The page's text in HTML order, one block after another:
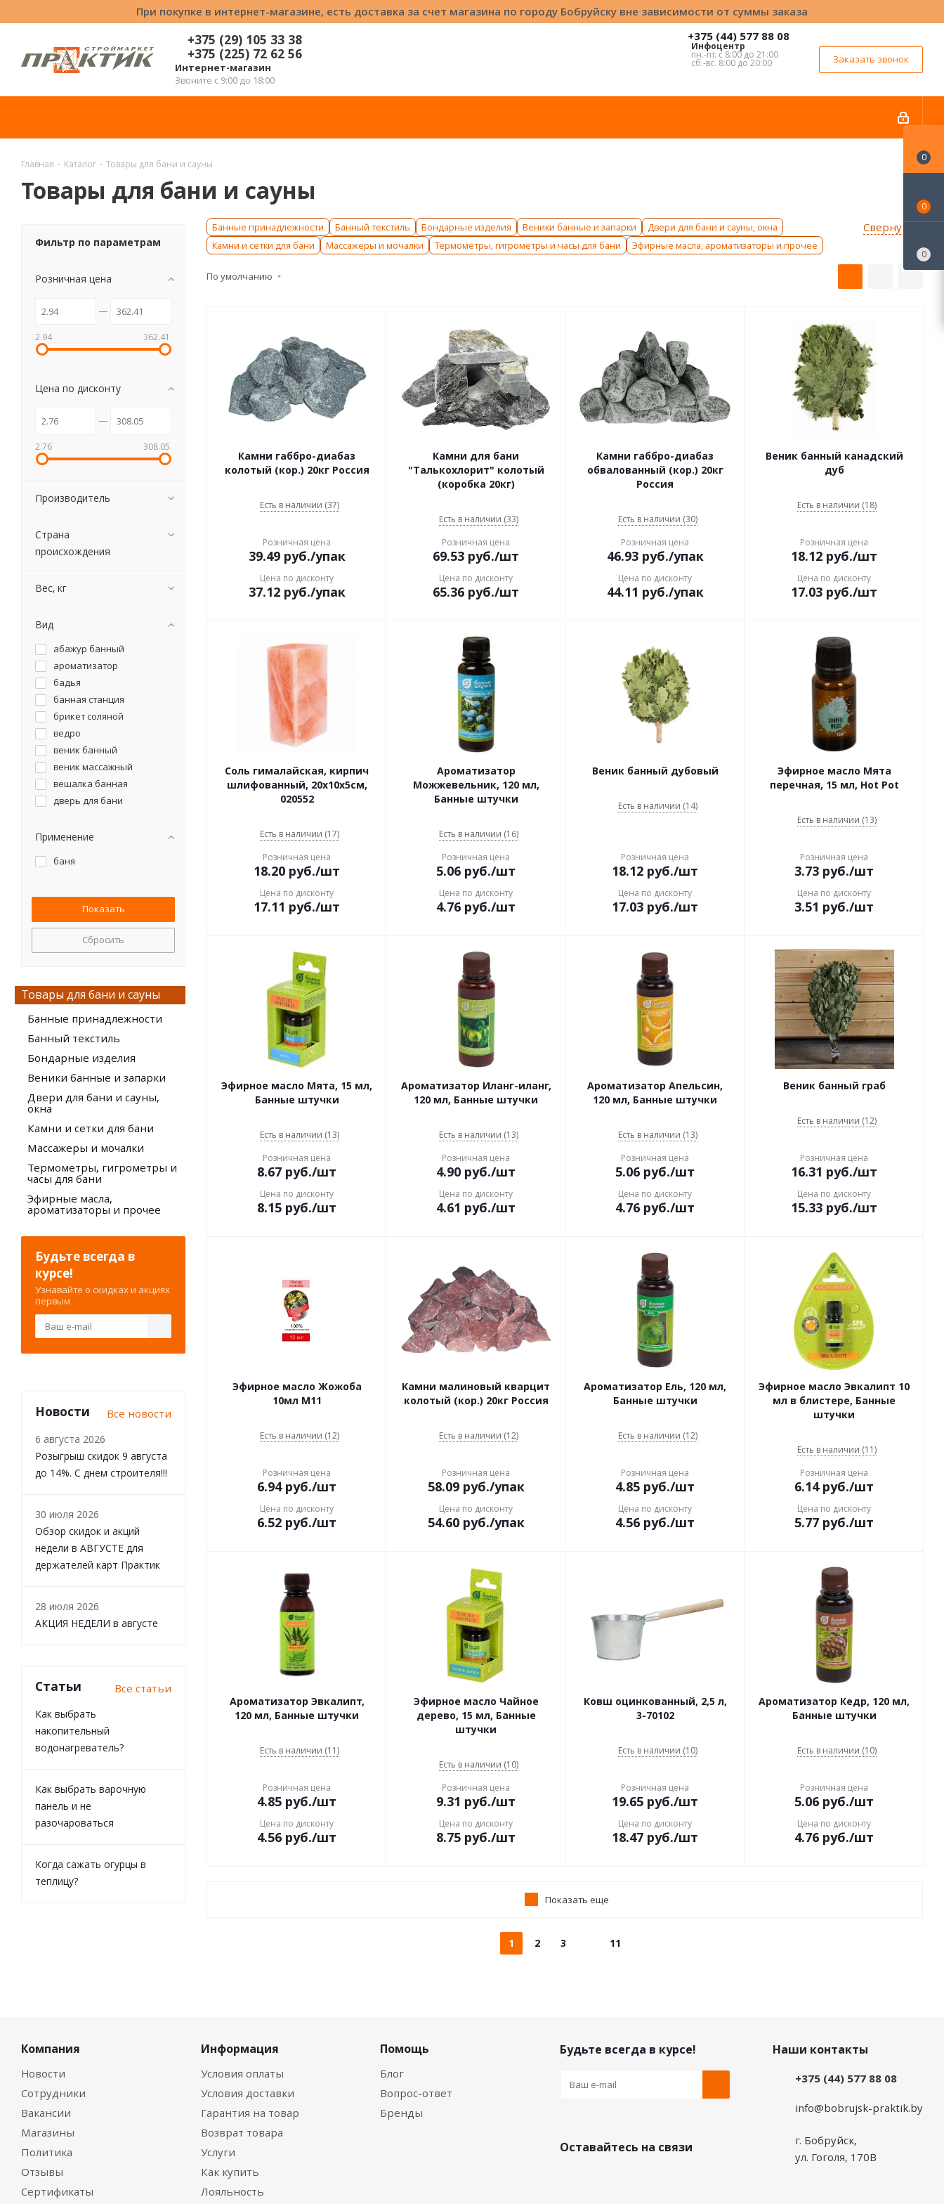
При покупке в интернет-магазине, есть доставка за счет магазина по городу Бобруйску вне зависимости от суммы заказа
+375 (29) 105 33 38
+375 (225) 72 62 56
Интернет-магазин
Звоните с 9:00 до 18:00
+375 (44) 577 88 08
Инфоцентр
пн.-пт. с 8:00 до 21:00
сб.-вс. 8:00 до 20:00 Заказать звонок
Главная - Каталог - Товары для бани и сауны
Товары для бани и сауны
Свернуть ↑
Банные принадлежности Банный текстиль Бондарные изделия Веники банные и запарки
Двери для бани и сауны, окна
Камни и сетки для бани
Массажеры и мочалки Термометры, гигрометры и часы для бани Эфирные масла, ароматизаторы и прочее
По умолчанию
Камни габбро-диабаз
колотый (кор.) 20кг Россия
Есть в наличии (37)
Розничная цена
39.49руб./упак
Цена по дисконту
37.12руб./упак
Камни для бани
"Талькохлорит" колотый
(коробка 20кг)
Есть в наличии (33)
Розничная цена
69.53 руб./шт
Цена по дисконту
65.36 руб./шт
Камни габбро-диабаз
обвалованный (кор.) 20кг
Россия
Есть в наличии (30)
Розничная цена
46.93руб./упак
Цена по дисконту
44.11 руб./упак
Веник банный канадский
дуб
Есть в наличии (18)
Розничная цена
18.12 руб./шт
Цена по дисконту
17.03 руб./шт
Соль гималайская, кирпич
шлифованный, 20х10х5см,
020552
Есть в наличии (17)
Розничная цена
18.20 руб./шт
Цена по дисконту
17.11 руб./шт
Ароматизатор
Можжевельник, 120 мл,
Банные штучки
Есть в наличии (16)
Розничная цена
5.06 руб./шт
Цена по дисконту
4.76 руб./шт
Веник банный дубовый
Есть в наличии (14)
Розничная цена
18.12 руб./шт
Цена по дисконту
17.03 руб./шт
Эфирное масло Мята
перечная, 15 мл, Hot Pot
Есть в наличии (13)
Розничная цена
3.73 руб./шт
Цена по дисконту
3.51 руб./шт
Эфирное масло Мята, 15 мл,
Банные штучки
Есть в наличии (13)
Розничная цена
8.67 руб./шт
Цена по дисконту
8.15 руб./шт
Ароматизатор Иланг-иланг,
120 мл, Банные штучки
Есть в наличии (13)
Розничная цена
4.90 руб./шт
Цена по дисконту
4.61 руб./шт
Ароматизатор Апельсин,
120 мл, Банные штучки
Есть в наличии (13)
Розничная цена
5.06 руб./шт
Цена по дисконту
4.76 руб./шт
Веник банный граб
Есть в наличии (12)
Розничная цена
16.31 руб./шт
Цена по дисконту
15.33 руб./шт
Эфирное масло Жожоба
10мл М11
Есть в наличии (12)
Розничная цена
6.94руб./шт
Цена по дисконту
6.52 руб./шт
Камни малиновый кварцит
колотый (кор.) 20кг Россия
Есть в наличии (12)
Розничная цена
58.09руб./упак
Цена по дисконту
54.60руб./упак
Ароматизатор Ель, 120 мл,
Банные штучки
Есть в наличии (12)
Розничная цена
4.85 руб./шт
Цена по дисконту
4.56 руб./шт
Эфирное масло Эвкалипт 10
мл в блистере, Банные
штучки
Есть в наличии (11)
Розничная цена
6.14руб./шт
Цена по дисконту
5.77 руб./шт
Ароматизатор Эвкалипт,
120 мл, Банные штучки
Есть в наличии (11)
Розничная цена
4.85 руб./шт
Цена по дисконту
4.56 руб./шт
Эфирное масло Чайное
дерево, 15 мл, Банные
штучки
Есть в наличии (10)
Розничная цена
9.31 руб./шт
Цена по дисконту
8.75 руб./шт
Ковш оцинкованный, 2,5 л,
3-70102
Есть в наличии (10)
Розничная цена
19.65 руб./шт
Цена по дисконту
18.47 руб./шт
Ароматизатор Кедр, 120 мл,
Банные штучки
Есть в наличии (10)
Розничная цена
5.06 руб./шт
Цена по дисконту
4.76 руб./шт
Показать еще
1 2 3 11
Фильтр по параметрам
Розничная цена
2.94 362.41
Цена по дисконту
2.76 308.05
Производитель
Страна
происхождения
Вес, кг
Вид
абажур банный
ароматизатор
бадья
банная станция
брикет соляной
ведро
веник банный
веник массажный
вешалка банная
дверь для бани
запарник
камни для бани
масло эфирное
массажер
набор для бани
накидка для мужчин
парео
пемза
подголовник банный
подставка для
принадлежностей
полка банная
решетка на пол для бани
рукавица банная
соль гималайская
соль для ванны
спрей
табличка для бани
терка
ушат
форточка для бани
часы песочные
шайка-таз
Применение
баня
Сбросить
Товары для бани и сауны
Банные принадлежности
Банный текстиль
Бондарные изделия
Веники банные и запарки
Двери для бани и сауны,
окна
Камни и сетки для бани
Массажеры и мочалки
Термометры, гигрометры и
часы для бани
Эфирные масла,
ароматизаторы и прочее
Будьте всегда в
курсе!
Узнавайте о скидках и акциях
первым
Новости Все новости
6 августа 2026
Розыгрыш скидок 9 августа
до 14%. С днем строителя!!!
30 июля 2026
Обзор скидок и акций
недели в АВГУСТЕ для
держателей карт Практик
28 июля 2026
АКЦИЯ НЕДЕЛИ в августе
Статьи Все статьи
Как выбрать
накопительный
водонагреватель?
Как выбрать варочную
панель и не
разочароваться
Когда сажать огурцы в
теплицу?
Компания
Новости
Сотрудники
Вакансии
Магазины
Политика
Отзывы
Сертификаты
Информация
Условия оплаты
Условия доставки
Гарантия на товар
Возврат товара
Услуги
Как купить
Лояльность
Помощь
Блог
Вопрос-ответ
Бренды
Будьте всегда в курсе!
Оставайтесь на связи
Наши контакты
+375 (44) 577 88 08
info@bobrujsk-praktik.by
г. Бобруйск,
ул. Гоголя, 170В
0
0
0